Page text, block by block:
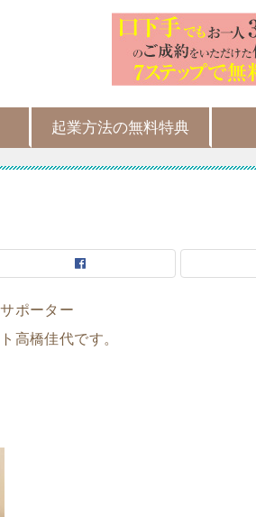
起業方法の無料特典
ポーター
高橋佳代です。